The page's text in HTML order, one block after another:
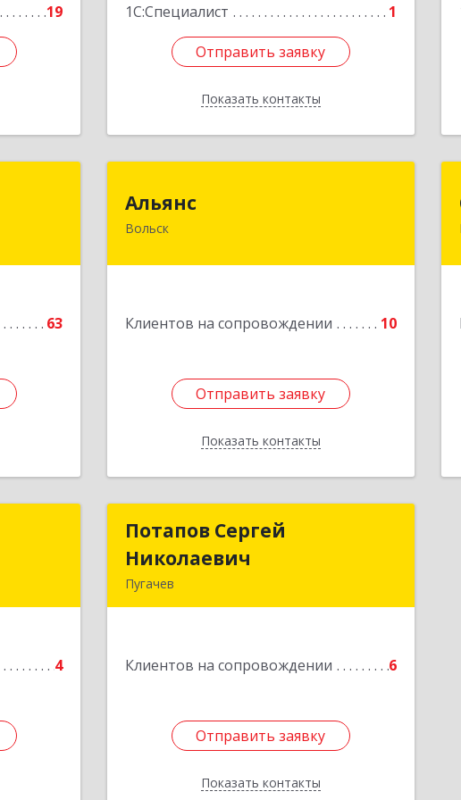
19
1С:Специалист
1
Отправить заявку
Показать контакты
Отправить заявку
Назад
63
г,
Альянс
Вольск
Клиентов на сопровождении 10
Отправить заявку
Показать контакты
412900, Саратовская обл, Вольск г,
Отправить заявку
Назад
4
г,
Потапов Сергей
Николаевич
Пугачев
Клиентов на сопровождении 6
Отправить заявку
Показать контакты
Потапов Сергей
Подробнее
Отправить заявку
Назад